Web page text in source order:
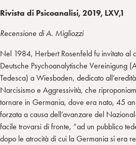
Rivista di Psicoanalisi, 2019, LXV,1
Recensione di A. Migliozzi
Nel 1984, Herbert Rosenfeld fu invitato al
Deutsche Psychoanalytische Vereinigung
Tedesca) a Wiesbaden, dedicato
Narcisismo e Aggressività, che
tornare in Germania, dove era nato, 45
forzata a causa dell’avanzare del
facile trovarsi di fronte, “ad un pubblico
dopo le atrocità di cui la Germania si era